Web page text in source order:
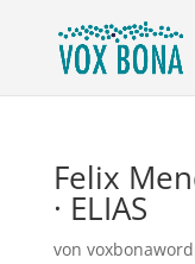
Felix
· ELIAS
von